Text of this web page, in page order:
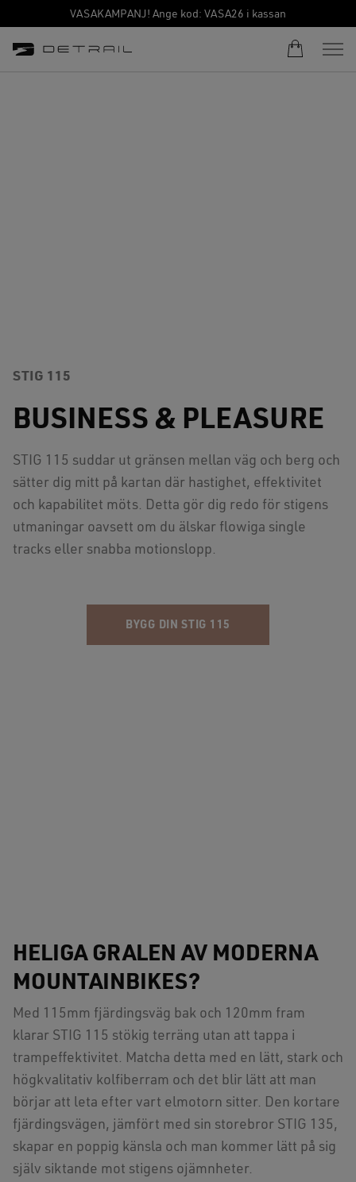
VASAKAMPANJ! Ange kod: VASA26 i kassan
STIG 115
BUSINESS & PLEASURE
STIG 115 suddar ut gränsen mellan väg och berg och
sätter dig mitt på kartan där hastighet, effektivitet
och kapabilitet möts. Detta gör dig redo för stigens
utmaningar oavsett om du älskar flowiga single
tracks eller snabba motionslopp.
BYGG DIN STIG 115
HELIGA GRALEN AV MODERNA
MOUNTAINBIKES?
Med 115mm fjärdingsväg bak och 120mm fram
klarar STIG 115 stökig terräng utan att tappa i
trampeffektivitet. Matcha detta med en lätt, stark och
högkvalitativ kolfiberram och det blir lätt att man
börjar att leta efter vart elmotorn sitter. Den kortare
fjärdingsvägen, jämfört med sin storebror STIG 135,
skapar en poppig känsla och man kommer lätt på sig
själv siktande mot stigens ojämnheter.